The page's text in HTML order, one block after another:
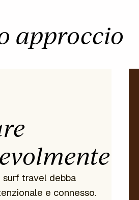
approccio
surf travel debba
e connesso.